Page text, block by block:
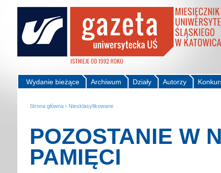
Autorzy
Działy
Archiwum
Wydanie bieżące
Strona główna › Niesklasyfikowane
POZOSTANIE W
PAMIĘCI